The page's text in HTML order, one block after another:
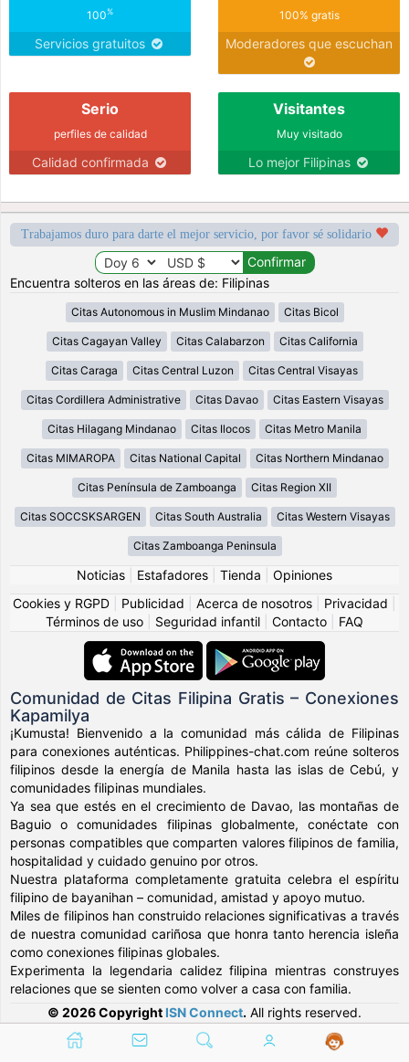
100%
Servicios gratuitos
100% gratis
Moderadores que escuchan
Serio
perfiles de calidad
Calidad confirmada
Visitantes
Muy visitado
Lo mejor Filipinas
Trabajamos duro para darte el mejor servicio, por favor sé solidario
Encuentra solteros en las áreas de: Filipinas
Citas Autonomous in Muslim Mindanao Citas Bicol
Citas Cagayan Valley Citas Calabarzon Citas California
Citas Caraga Citas Central Luzon Citas Central Visayas
Citas Cordillera Administrative Citas Davao Citas Eastern Visayas
Citas Hilagang Mindanao Citas Ilocos Citas Metro Manila
Citas MIMAROPA Citas National Capital Citas Northern Mindanao
Citas Península de Zamboanga Citas Region XII
Citas SOCCSKSARGEN Citas South Australia Citas Western Visayas
Citas Zamboanga Peninsula
Noticias Estafadores Tienda
Opiniones
Cookies y RGPD
Publicidad Acerca de nosotros Privacidad
Términos de uso
Seguridad infantil Contacto FAQ
Comunidad de Citas Filipina Gratis – Conexiones
Kapamilya
¡Kumusta! Bienvenido a la comunidad más cálida de Filipinas
para conexiones auténticas. Philippines-chat.com reúne solteros
filipinos desde la energía de Manila hasta las islas de Cebú, y
comunidades filipinas mundiales.
Ya sea que estés en el crecimiento de Davao, las montañas de
Baguio o comunidades filipinas globalmente, conéctate con
personas compatibles que comparten valores filipinos de familia,
hospitalidad y cuidado genuino por otros.
Nuestra plataforma completamente gratuita celebra el espíritu
filipino de bayanihan – comunidad, amistad y apoyo mutuo.
Miles de filipinos han construido relaciones significativas a través
de nuestra comunidad cariñosa que honra tanto herencia isleña
como conexiones filipinas globales.
Experimenta la legendaria calidez filipina mientras construyes
relaciones que se sienten como volver a casa con familia.
© 2026 Copyright ISN Connect. All rights reserved.